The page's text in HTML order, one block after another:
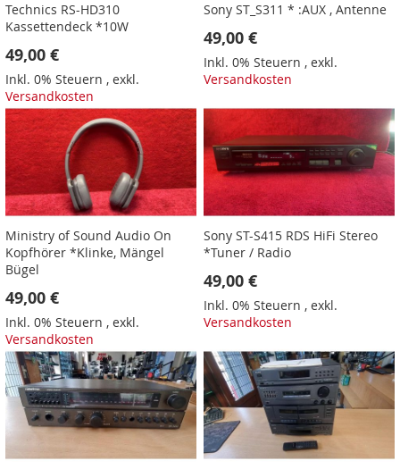
Technics RS-HD310
Kassettendeck *10W
49,00 €
Inkl. 0% Steuern , exkl.
Versandkosten
Sony ST_S311 * :AUX , Antenne
49,00 €
Inkl. 0% Steuern ,exkl.
Versandkosten
Ministry of Sound Audio On
Kopfhörer *Klinke, Mängel
Bügel
49,00 €
Inkl. 0% Steuern , exkl.
Versandkosten
Sony ST-S415 RDS HiFi Stereo
*Tuner / Radio
49,00 €
Inkl. 0% Steuern ,exkl.
Versandkosten